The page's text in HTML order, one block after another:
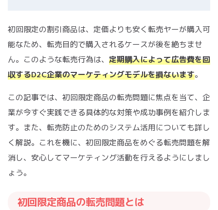
初回限定の割引商品は、定価よりも安く転売ヤーが購入可
能なため、転売目的で購入されるケースが後を絶ちませ
ん。このような転売行為は、 定期購入によって広告費を回
収するD2C企業のマーケティングモデルを損ないます。
この記事では、初回限定商品の転売問題に焦点を当て、企
業が今すぐ実践できる具体的な対策や成功事例を紹介しま
す。また、転売防止のためのシステム活用についても詳し
く解説。これを機に、初回限定商品をめぐる転売問題を解
消し、安心してマーケティング活動を行えるようにしまし
ょう。
初回限定商品の転売問題とは